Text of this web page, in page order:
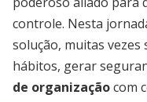
controle. Nesta
solução, muitas
hábitos, gerar
de organizaçãocom